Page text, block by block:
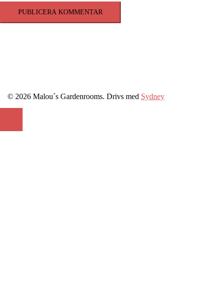
© 2026 Malou´s Gardenrooms. Drivs med Sydney